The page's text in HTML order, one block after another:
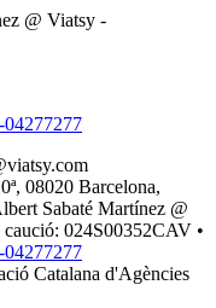
@ Viatsy -
08020 Barcelona,
Sabaté Martínez @
caució: 024S00352CAV •
Catalana d'Agències